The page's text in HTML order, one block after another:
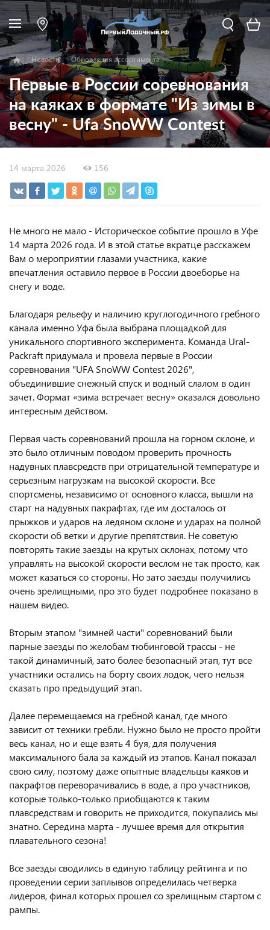
Новости Обновления ассортимента
Первые в России соревнования
на каяках в формате "Из зимы в
весну" - Ufa SnoWW Contest
14 марта 2026 156
Не много не мало - Историческое событие прошло в Уфе
14 марта 2026 года. И в этой статье вкратце расскажем
Вам о мероприятии глазами участника, какие
впечатления оставило первое в России двоеборье на
снегу и воде.
Благодаря рельефу и наличию круглогодичного гребного
канала именно Уфа была выбрана площадкой для
уникального спортивного эксперимента. Команда Ural-
Packraft придумала и провела первые в России
соревнования "UFA SnoWW Contest 2026",
объединившие снежный спуск и водный слалом в один
зачет. Формат «зима встречает весну» оказался довольно
интересным действом.
Первая часть соревнований прошла на горном склоне, и
это было отличным поводом проверить прочность
надувных плавсредств при отрицательной температуре и
серьезным нагрузкам на высокой скорости. Все
спортсмены, независимо от основного класса, вышли на
старт на надувных пакрафтах, где им досталось от
прыжков и ударов на ледяном склоне и ударах на полной
скорости об ветки и другие препятствия. Не советую
повторять такие заезды на крутых склонах, потому что
управлять на высокой скорости веслом не так просто, как
может казаться со стороны. Но зато заезды получились
очень зрелищными, про это будет подробнее показано в
нашем видео.
Вторым этапом "зимней части" соревнований были
парные заезды по желобам тюбинговой трассы - не
такой динамичный, зато более безопасный этап, тут все
участники остались на борту своих лодок, чего нельзя
сказать про предыдущий этап.
Далее перемещаемся на гребной канал, где много
зависит от техники гребли. Нужно было не просто пройти
весь канал, но и еще взять 4 буя, для получения
максимального бала за каждый из этапов. Канал показал
свою силу, поэтому даже опытные владельцы каяков и
пакрафтов переворачивались в воде, а про участников,
которые только-только приобщаются к таким
плавсредствам и говорить не приходится, покупались мы
знатно. Середина марта - лучшее время для открытия
плавательного сезона!
Все заезды сводились в единую таблицу рейтинга и по
проведении серии заплывов определилась четверка
лидеров, финал которых прошел со зрелищным стартом с
рампы.